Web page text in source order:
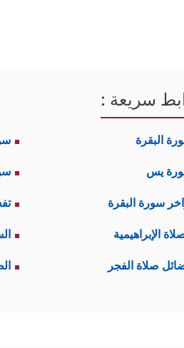
سريعة :
البقرة
يس
سورة البقرة
الإبراهيمية
صلاة الفجر